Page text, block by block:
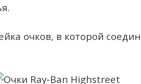
очков, в которой